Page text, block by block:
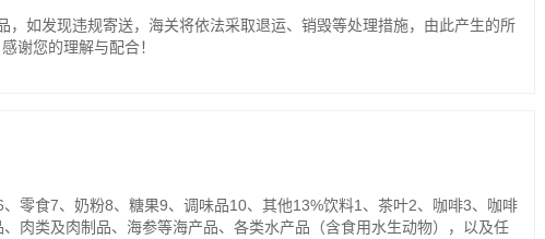
如发现违规寄送，海关将依法采取退运、销毁等处理措施，由此产生的所
谢您的理解与配合！
零食7、奶粉8、糖果9、调味品10、其他13%饮料1、茶叶2、咖啡3、咖啡
肉类及肉制品、海参等海产品、各类水产品（含食用水生动物），以及任